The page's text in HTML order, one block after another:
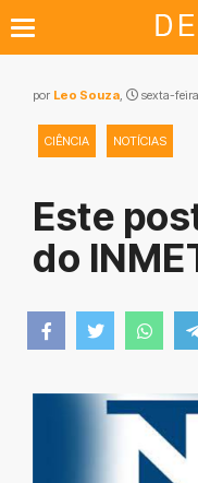
por Leo Souza, sexta-
CIÊNCIA NOTÍCIAS
Este
do